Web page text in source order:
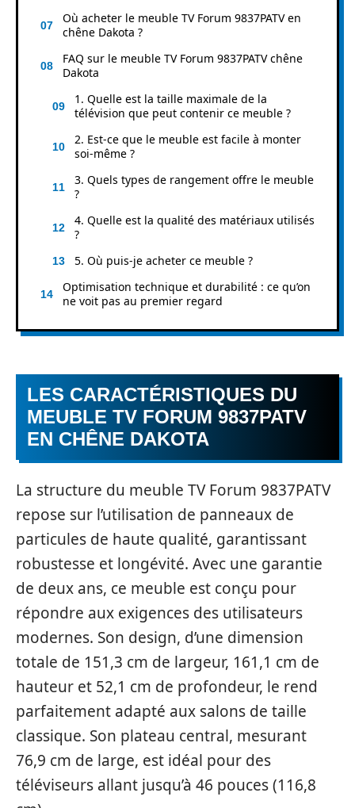
Où acheter le meuble TV Forum 9837PATV en
chêne Dakota ?
FAQ sur le meuble TV Forum 9837PATV chêne
Dakota
1. Quelle est la taille maximale de la
télévision que peut contenir ce meuble ?
2. Est-ce que le meuble est facile à monter
soi-même ?
3. Quels types de rangement offre le meuble
?
4. Quelle est la qualité des matériaux utilisés
?
5. Où puis-je acheter ce meuble ?
Optimisation technique et durabilité : ce qu’on
ne voit pas au premier regard
LES CARACTÉRISTIQUES DU
MEUBLE TV FORUM 9837PATV
EN CHÊNE DAKOTA
La structure du meuble TV Forum 9837PATV
repose sur l’utilisation de panneaux de
particules de haute qualité, garantissant
robustesse et longévité. Avec une garantie
de deux ans, ce meuble est conçu pour
répondre aux exigences des utilisateurs
modernes. Son design, d’une dimension
totale de 151,3 cm de largeur, 161,1 cm de
hauteur et 52,1 cm de profondeur, le rend
parfaitement adapté aux salons de taille
classique. Son plateau central, mesurant
76,9 cm de large, est idéal pour des
téléviseurs allant jusqu’à 46 pouces (116,8